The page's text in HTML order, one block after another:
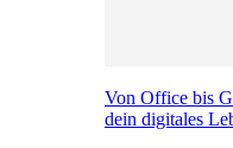
Von Office bis
dein digitales